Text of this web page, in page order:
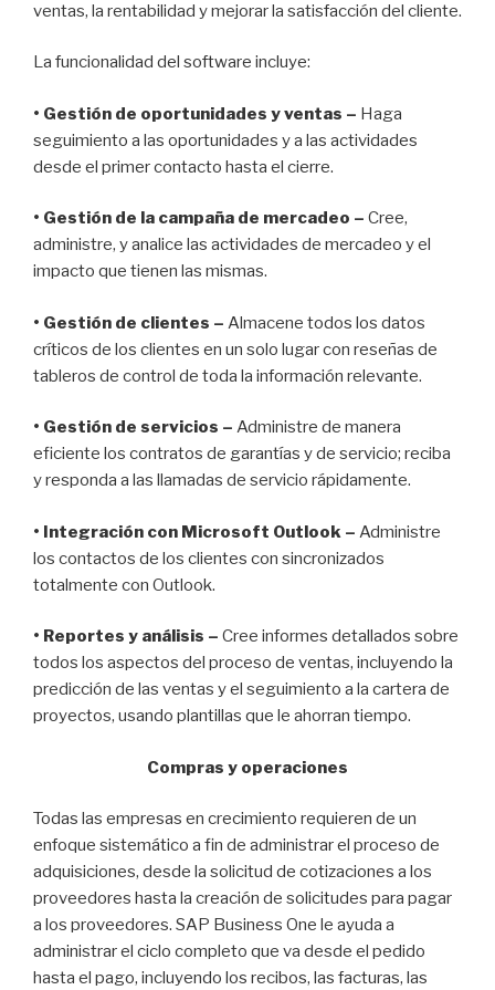
ventas, la rentabilidad y mejorar la satisfacción del cliente.
La funcionalidad del software incluye:
• Gestión de oportunidades y ventas – Haga
seguimiento a las oportunidades y a las actividades
desde el primer contacto hasta el cierre.
• Gestión de la campaña de mercadeo – Cree,
administre, y analice las actividades de mercadeo y el
impacto que tienen las mismas.
• Gestión de clientes – Almacene todos los datos
críticos de los clientes en un solo lugar con reseñas de
tableros de control de toda la información relevante.
• Gestión de servicios – Administre de manera
eficiente los contratos de garantías y de servicio; reciba
y responda a las llamadas de servicio rápidamente.
• Integración con Microsoft Outlook – Administre
los contactos de los clientes con sincronizados
totalmente con Outlook.
• Reportes y análisis – Cree informes detallados sobre
todos los aspectos del proceso de ventas, incluyendo la
predicción de las ventas y el seguimiento a la cartera de
proyectos, usando plantillas que le ahorran tiempo.
Compras y operaciones
Todas las empresas en crecimiento requieren de un
enfoque sistemático a fin de administrar el proceso de
adquisiciones, desde la solicitud de cotizaciones a los
proveedores hasta la creación de solicitudes para pagar
a los proveedores. SAP Business One le ayuda a
administrar el ciclo completo que va desde el pedido
hasta el pago, incluyendo los recibos, las facturas, las